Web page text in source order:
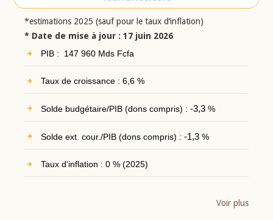
*estimations 2025 (sauf pour le taux d’inflation)
* Date de mise à jour : 17 juin 2026
PIB : 147 960 Mds Fcfa
Taux de croissance : 6,6 %
Solde budgétaire/PIB (dons compris) : -3,3%
Solde ext. cour./PIB (dons compris) : -1,3%
Taux d'inflation : 0 % (2025)
Voir plus